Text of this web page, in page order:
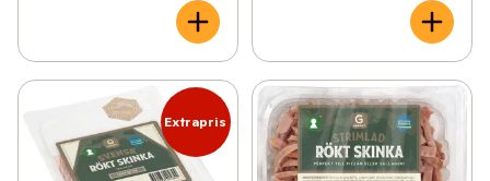
Extrapris